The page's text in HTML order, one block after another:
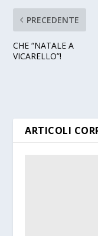
PRECEDENTE
CHE “NATALE A
VICARELLO”!
ARTICOLI